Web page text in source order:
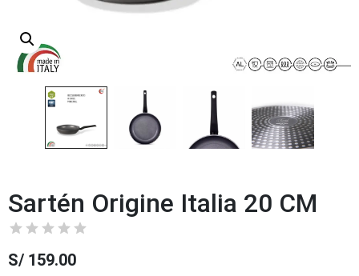
Sartén Origine Italia 20 CM
S/ 159.00